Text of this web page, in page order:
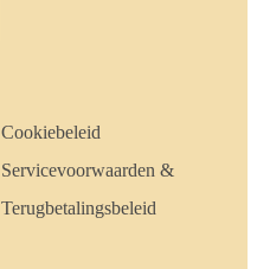
Cookiebeleid
Servicevoorwaarden &
Terugbetalingsbeleid